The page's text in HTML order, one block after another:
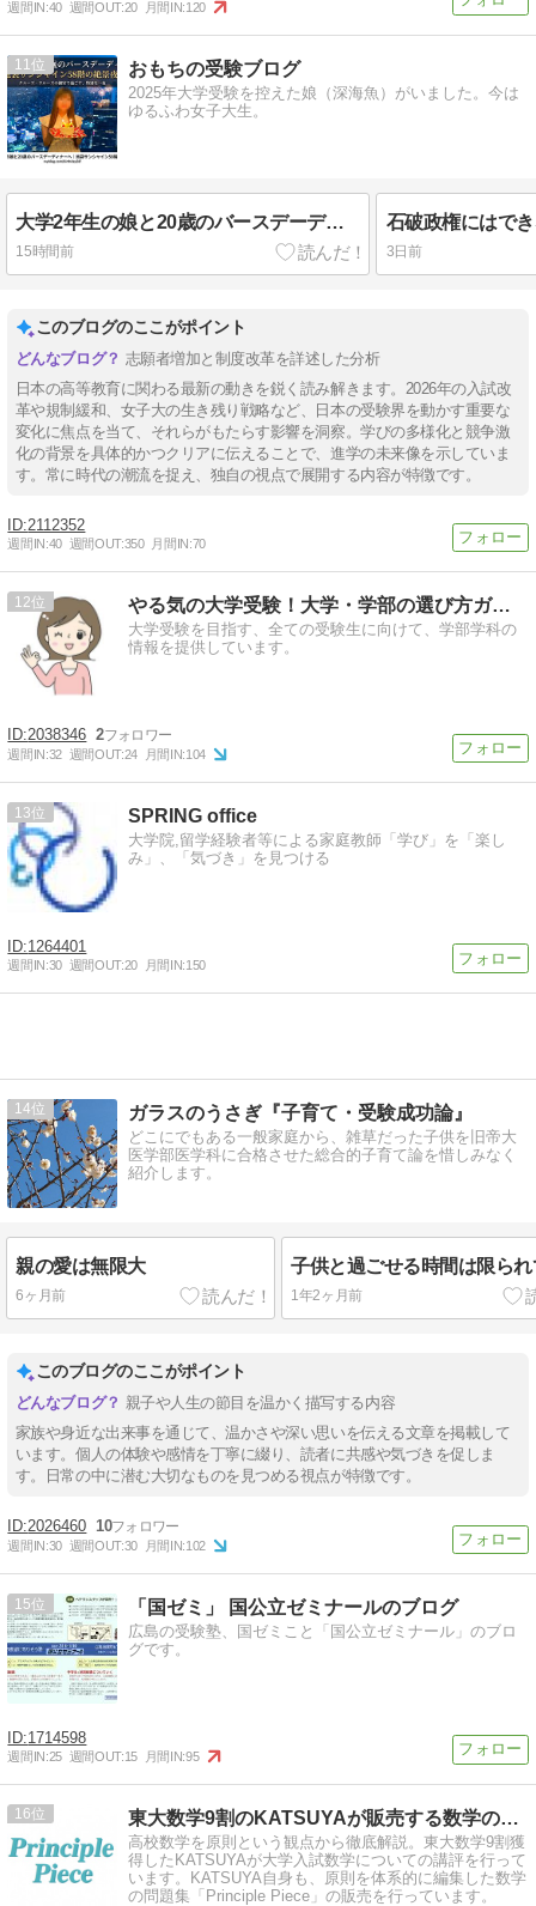
週間IN:40 週間OUT:20 月間IN:120
11 おもちの受験ブログ
2025年大学受験を控えた娘（深海魚）がいました。今は
ゆるふわ女子大生。
大学2年生の娘と20歳のバースデーディナーへ｜池袋サンシャイン58階の絶景夜景
15時間前 3日前
このブログのここがポイント
志願者増加と制度改革を詳述した分析
日本の高等教育に関わる最新の動きを鋭く読み解きます。2026年の入試改
革や規制緩和、女子大の生き残り戦略など、日本の受験界を動かす重要な
変化に焦点を当て、それらがもたらす影響を洞察。学びの多様化と競争激
化の背景を具体的かつクリアに伝えることで、進学の未来像を示していま
す。常に時代の潮流を捉え、独自の視点で展開する内容が特徴です。
2112352
週間IN:40 週間OUT:350 月間IN:70
12 やる気の大学受験！大学・学部の選び方ガイド
大学受験を目指す、全ての受験生に向けて、学部学科の
情報を提供しています。
2038346 2
週間IN:32 週間OUT:24 月間IN:104
13 SPRING office
大学院,留学経験者等による家庭教師「学び」を「楽し
み」、「気づき」を見つける
1264401
週間IN:30 週間OUT:20 月間IN:150
14 ガラスのうさぎ『子育て・受験成功論』
どこにでもある一般家庭から、雑草だった子供を旧帝大
医学部医学科に合格させた総合的子育て論を惜しみなく
紹介します。
親の愛は無限大
6ヶ月前
子供と過ごせる時間は限ら
1年2ヶ月前
このブログのここがポイント
親子や人生の節目を温かく描写する内容
家族や身近な出来事を通じて、温かさや深い思いを伝える文章を掲載して
います。個人の体験や感情を丁寧に綴り、読者に共感や気づきを促しま
す。日常の中に潜む大切なものを見つめる視点が特徴です。
2026460 10
週間IN:30 週間OUT:30 月間IN:102
15 「国ゼミ」 国公立ゼミナールのブログ
広島の受験塾、国ゼミこと「国公立ゼミナール」のブロ
グです。
1714598
週間IN:25 週間OUT:15 月間IN:95
16 東大数学9割のKATSUYAが販売する数学の問題集
高校数学を原則という観点から徹底解説。東大数学9割獲
得したKATSUYAが大学入試数学についての講評を行って
います。KATSUYA自身も、原則を体系的に編集した数学
の問題集「Principle Piece」の販売を行っています。